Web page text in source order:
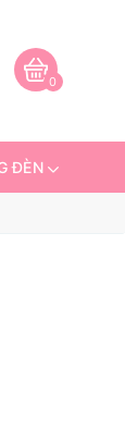
0
ĐÈN